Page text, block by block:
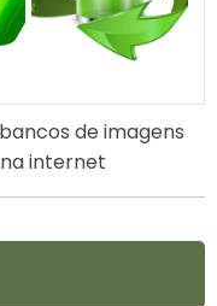
de imagens
internet